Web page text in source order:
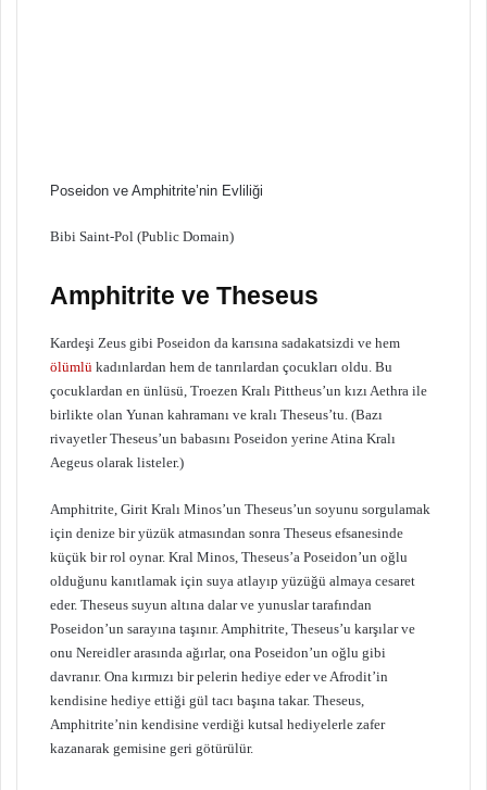
Poseidon ve Amphitrite’nin Evliliği
Bibi Saint-Pol (Public Domain)
Amphitrite ve Theseus
Kardeşi Zeus gibi Poseidon da karısına sadakatsizdi ve hem
ölümlü kadınlardan hem de tanrılardan çocukları oldu. Bu
çocuklardan en ünlüsü, Troezen Kralı Pittheus’un kızı Aethra ile
birlikte olan Yunan kahramanı ve kralı Theseus’tu. (Bazı
rivayetler Theseus’un babasını Poseidon yerine Atina Kralı
Aegeus olarak listeler.)
Amphitrite, Girit Kralı Minos’un Theseus’un soyunu sorgulamak
için denize bir yüzük atmasından sonra Theseus efsanesinde
küçük bir rol oynar. Kral Minos, Theseus’a Poseidon’un oğlu
olduğunu kanıtlamak için suya atlayıp yüzüğü almaya cesaret
eder. Theseus suyun altına dalar ve yunuslar tarafından
Poseidon’un sarayına taşınır. Amphitrite, Theseus’u karşılar ve
onu Nereidler arasında ağırlar, ona Poseidon’un oğlu gibi
davranır. Ona kırmızı bir pelerin hediye eder ve Afrodit’in
kendisine hediye ettiği gül tacı başına takar. Theseus,
Amphitrite’nin kendisine verdiği kutsal hediyelerle zafer
kazanarak gemisine geri götürülür.